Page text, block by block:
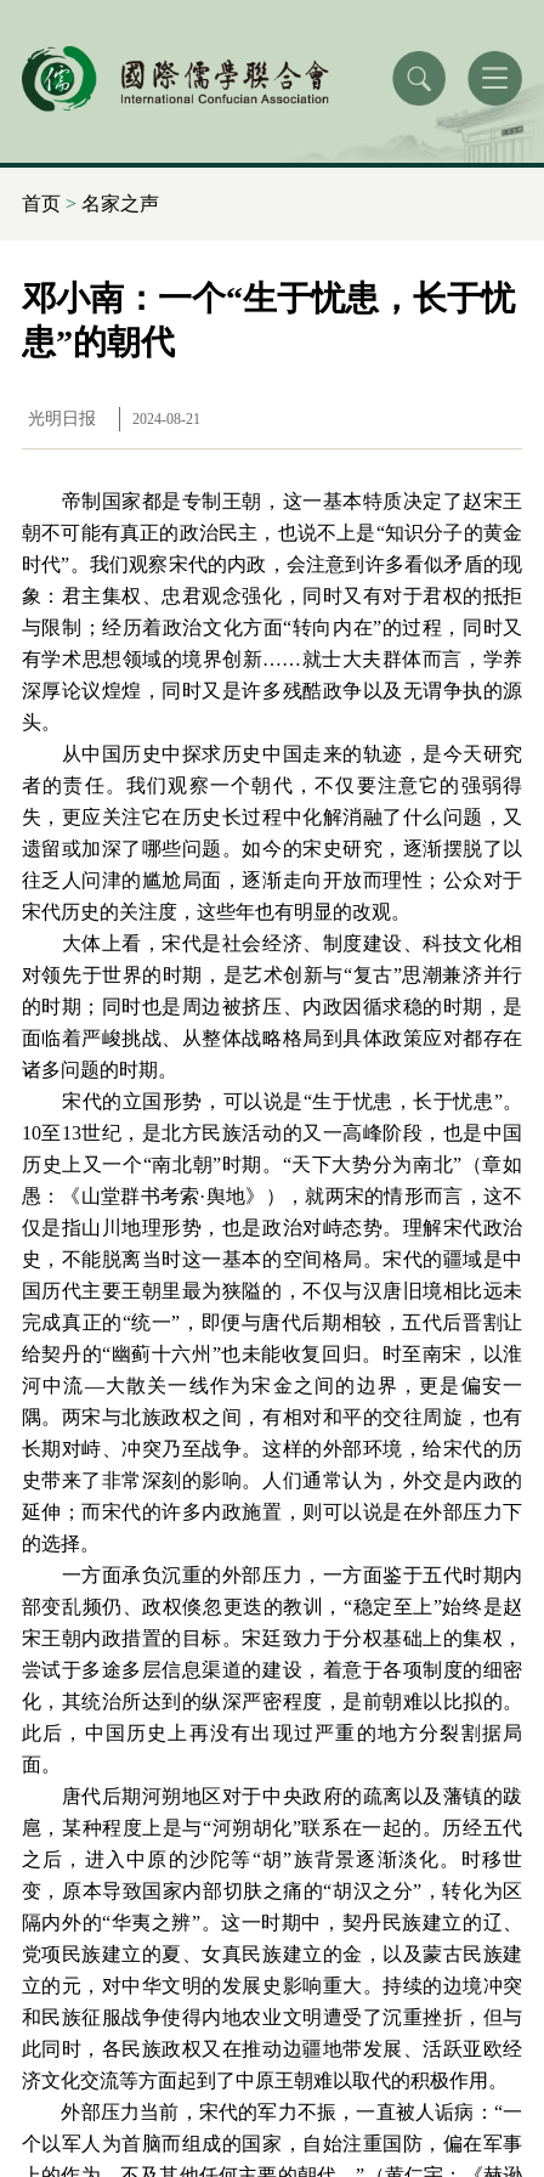
首页> 名家之声
邓小南：一个“生于忧患，长于忧
患”的朝代
光明日报 2024-08-21
帝制国家都是专制王朝，这一基本特质决定了赵宋王
朝不可能有真正的政治民主，也说不上是“知识分子的黄金
时代”。我们观察宋代的内政，会注意到许多看似矛盾的现
象：君主集权、忠君观念强化，同时又有对于君权的抵拒
与限制；经历着政治文化方面“转向内在”的过程，同时又
有学术思想领域的境界创新……就士大夫群体而言，学养
深厚论议煌煌，同时又是许多残酷政争以及无谓争执的源
头。
从中国历史中探求历史中国走来的轨迹，是今天研究
者的责任。我们观察一个朝代，不仅要注意它的强弱得
失，更应关注它在历史长过程中化解消融了什么问题，又
遗留或加深了哪些问题。如今的宋史研究，逐渐摆脱了以
往乏人问津的尴尬局面，逐渐走向开放而理性；公众对于
宋代历史的关注度，这些年也有明显的改观。
大体上看，宋代是社会经济、制度建设、科技文化相
对领先于世界的时期，是艺术创新与“复古”思潮兼济并行
的时期；同时也是周边被挤压、内政因循求稳的时期，是
面临着严峻挑战、从整体战略格局到具体政策应对都存在
诸多问题的时期。
宋代的立国形势，可以说是“生于忧患，长于忧患”。
10至13世纪，是北方民族活动的又一高峰阶段，也是中国
历史上又一个“南北朝”时期。“天下大势分为南北”（章如
愚：《山堂群书考索·舆地》），就两宋的情形而言，这不
仅是指山川地理形势，也是政治对峙态势。理解宋代政治
史，不能脱离当时这一基本的空间格局。宋代的疆域是中
国历代主要王朝里最为狭隘的，不仅与汉唐旧境相比远未
完成真正的“统一”，即便与唐代后期相较，五代后晋割让
给契丹的“幽蓟十六州”也未能收复回归。时至南宋，以淮
河中流—大散关一线作为宋金之间的边界，更是偏安一
隅。两宋与北族政权之间，有相对和平的交往周旋，也有
长期对峙、冲突乃至战争。这样的外部环境，给宋代的历
史带来了非常深刻的影响。人们通常认为，外交是内政的
延伸；而宋代的许多内政施置，则可以说是在外部压力下
的选择。
一方面承负沉重的外部压力，一方面鉴于五代时期内
部变乱频仍、政权倏忽更迭的教训，“稳定至上”始终是赵
宋王朝内政措置的目标。宋廷致力于分权基础上的集权，
尝试于多途多层信息渠道的建设，着意于各项制度的细密
化，其统治所达到的纵深严密程度，是前朝难以比拟的。
此后，中国历史上再没有出现过严重的地方分裂割据局
面。
唐代后期河朔地区对于中央政府的疏离以及藩镇的跋
扈，某种程度上是与“河朔胡化”联系在一起的。历经五代
之后，进入中原的沙陀等“胡”族背景逐渐淡化。时移世
变，原本导致国家内部切肤之痛的“胡汉之分”，转化为区
隔内外的“华夷之辨”。这一时期中，契丹民族建立的辽、
党项民族建立的夏、女真民族建立的金，以及蒙古民族建
立的元，对中华文明的发展史影响重大。持续的边境冲突
和民族征服战争使得内地农业文明遭受了沉重挫折，但与
此同时，各民族政权又在推动边疆地带发展、活跃亚欧经
济文化交流等方面起到了中原王朝难以取代的积极作用。
外部压力当前，宋代的军力不振，一直被人诟病：“一
个以军人为首脑而组成的国家，自始注重国防，偏在军事